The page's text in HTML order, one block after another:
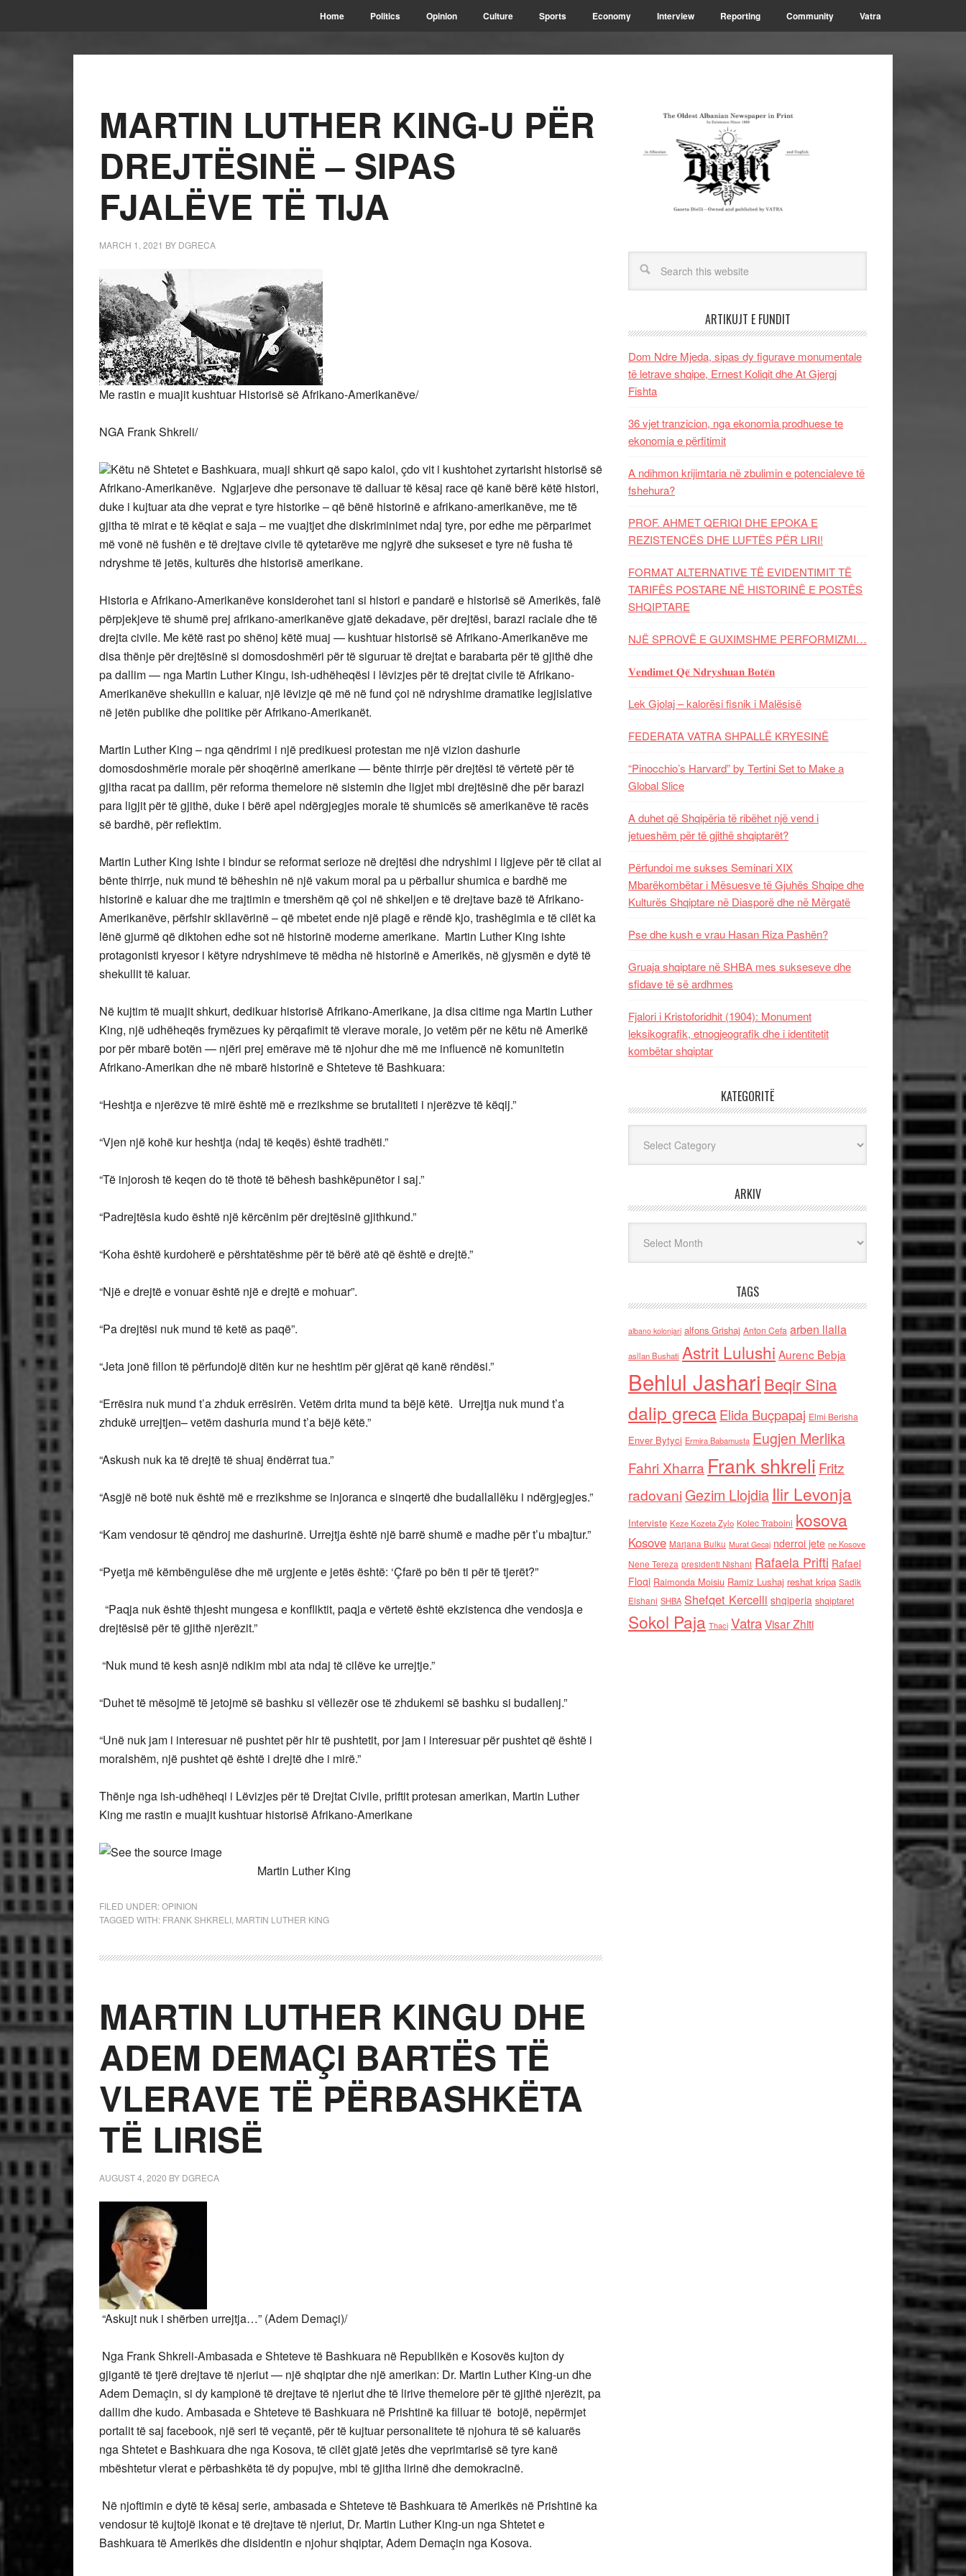
Home Politics Opinion Culture Sports Economy Interview Reporting Community Vatra
MARTIN LUTHER KING-U PËR
DREJTËSINË – SIPAS
FJALËVE TË TIJA
MARCH 1, 2021 BY DGRECA
Me rastin e muajit kushtuar Historisë së Afrikano-Amerikanëve/
NGA Frank Shkreli/
Këtu në Shtetet e Bashkuara, muaji shkurt që sapo kaloi, çdo vit i kushtohet zyrtarisht historisë së
Afrikano-Amerikanëve. Ngjarjeve dhe personave të dalluar të kësaj race që kanë bërë këtë histori,
duke i kujtuar ata dhe veprat e tyre historike – që bënë historinë e afrikano-amerikanëve, me të
gjitha të mirat e të këqiat e saja – me vuajtjet dhe diskriminimet ndaj tyre, por edhe me përparimet
më vonë në fushën e të drejtave civile të qytetarëve me ngjyrë dhe sukseset e tyre në fusha të
ndryshme të jetës, kulturës dhe historisë amerikane.
Historia e Afrikano-Amerikanëve konsiderohet tani si histori e pandarë e historisë së Amerikës, falë
përpjekjeve të shumë prej afrikano-amerikanëve gjatë dekadave, për drejtësi, barazi raciale dhe të
drejta civile. Me këtë rast po shënoj këtë muaj — kushtuar historisë së Afrikano-Amerikanëve me
disa thënje për drejtësinë si domosdoshmëri për të siguruar të drejtat e barabarta për të gjithë dhe
pa dallim — nga Martin Luther Kingu, ish-udhëheqësi i lëvizjes për të drejtat civile të Afrikano-
Amerikanëve shekullin e kaluar, një lëvizje që më në fund çoi në ndryshime dramatike legjislative
në jetën publike dhe politike për Afrikano-Amerikanët.
Martin Luther King – nga qëndrimi i një predikuesi protestan me një vizion dashurie
domosdoshmërie morale për shoqërinë amerikane — bënte thirrje për drejtësi të vërtetë për të
gjitha racat pa dallim, për reforma themelore në sistemin dhe ligjet mbi drejtësinë dhe për barazi
para ligjit për të gjithë, duke i bërë apel ndërgjegjes morale të shumicës së amerikanëve të racës
së bardhë, për reflektim.
Martin Luther King ishte i bindur se reformat serioze në drejtësi dhe ndryshimi i ligjeve për të cilat ai
bënte thirrje, nuk mund të bëheshin në një vakum moral pa u përballur shumica e bardhë me
historinë e kaluar dhe me trajtimin e tmershëm që çoi në shkeljen e të drejtave bazë të Afrikano-
Amerikanëve, përfshir skllavërinë – që mbetet ende një plagë e rëndë kjo, trashëgimia e të cilët ka
lënë gjurmë që diktohen edhe sot në historinë moderne amerikane. Martin Luther King ishte
protagonisti kryesor i këtyre ndryshimeve të mëdha në historinë e Amerikës, në gjysmën e dytë të
shekullit të kaluar.
Në kujtim të muajit shkurt, dedikuar historisë Afrikano-Amerikane, ja disa citime nga Martin Luther
King, një udhëheqës frymëzues ky përqafimit të vlerave morale, jo vetëm për ne këtu në Amerikë
por për mbarë botën — njëri prej emërave më të njohur dhe më me influencë në komunitetin
Afrikano-Amerikan dhe në mbarë historinë e Shteteve të Bashkuara:
“Heshtja e njerëzve të mirë është më e rrezikshme se brutaliteti i njerëzve të këqij.”
“Vjen një kohë kur heshtja (ndaj të keqës) është tradhëti.”
“Të injorosh të keqen do të thotë të bëhesh bashkëpunëtor i saj.”
“Padrejtësia kudo është një kërcënim për drejtësinë gjithkund.”
“Koha është kurdoherë e përshtatëshme për të bërë atë që është e drejtë.”
“Një e drejtë e vonuar është një e drejtë e mohuar”.
“Pa drejtësi nuk mund të ketë as paqë”.
“Jeta jonë fillon të përfundojë ditën kur ne heshtim për gjërat që kanë rëndësi.”
“Errësira nuk mund t’a zhduk errësirën. Vetëm drita mund ta bëjë këtë. Urrejtja nuk mund t’a
zhdukë urrejtjen– vetëm dashuria mund t’a bëjë këtë.”
“Askush nuk ka të drejtë të shuaj ëndërrat tua.”
“Asgjë në botë nuk është më e rrezikshme se injoranca e sinqertë dhe budallallëku i ndërgjegjes.”
“Kam vendosur të qëndroj me dashurinë. Urrejtja është një barrë shumë e madhe për t’u mbajtur.”
“Pyetja më këmbëngulëse dhe më urgjente e jetës është: ‘Çfarë po bën ti për të tjerët?”
“Paqja nuk është thjesht mungesa e konfliktit, paqja e vërtetë është ekzistenca dhe vendosja e
drejtësisë për të gjithë njerëzit.”
“Nuk mund të kesh asnjë ndikim mbi ata ndaj të cilëve ke urrejtje.”
“Duhet të mësojmë të jetojmë së bashku si vëllezër ose të zhdukemi së bashku si budallenj.”
“Unë nuk jam i interesuar në pushtet për hir të pushtetit, por jam i interesuar për pushtet që është i
moralshëm, një pushtet që është i drejtë dhe i mirë.”
Thënje nga ish-udhëheqi i Lëvizjes për të Drejtat Civile, priftit protesan amerikan, Martin Luther
King me rastin e muajit kushtuar historisë Afrikano-Amerikane
Martin Luther King
FILED UNDER:OPINION
TAGGED WITH: FRANK SHKRELI MARTIN LUTHER KING
MARTIN LUTHER KINGU DHE
ADEM DEMAÇI BARTËS TË
VLERAVE TË PËRBASHKËTA
TË LIRISË
AUGUST 4, 2020 BY DGRECA
“Askujt nuk i shërben urrejtja…” (Adem Demaçi)/
Nga Frank Shkreli-Ambasada e Shteteve të Bashkuara në Republikën e Kosovës kujton dy
gjigantë të tjerë drejtave të njeriut — një shqiptar dhe një amerikan: Dr. Martin Luther King-un dhe
Adem Demaçin, si dy kampionë të drejtave të njeriut dhe të lirive themelore për të gjithë njerëzit, pa
dallim dhe kudo. Ambasada e Shteteve të Bashkuara në Prishtinë ka filluar të botojë, nepërmjet
portalit të saj facebook, një seri të veçantë, për të kujtuar personalitete të njohura të së kaluarës
nga Shtetet e Bashkuara dhe nga Kosova, të cilët gjatë jetës dhe veprimtarisë së tyre kanë
mbështetur vlerat e përbashkëta të dy popujve, mbi të gjitha lirinë dhe demokracinë.
Në njoftimin e dytë të kësaj serie, ambasada e Shteteve të Bashkuara të Amerikës në Prishtinë ka
vendosur të kujtojë ikonat e të drejtave të njeriut, Dr. Martin Luther King-un nga Shtetet e
Bashkuara të Amerikës dhe disidentin e njohur shqiptar, Adem Demaçin nga Kosova.
ARTIKUJT E FUNDIT
Dom Ndre Mjeda, sipas dy figurave monumentale
të letrave shqipe, Ernest Koliqit dhe At Gjergj
Fishta
36 vjet tranzicion, nga ekonomia prodhuese te
ekonomia e përfitimit
A ndihmon krijimtaria në zbulimin e potencialeve të
fshehura?
PROF. AHMET QERIQI DHE EPOKA E
REZISTENCЁS DHE LUFTЁS PЁR LIRI!
FORMAT ALTERNATIVE TË EVIDENTIMIT TË
TARIFËS POSTARE NË HISTORINË E POSTËS
SHQIPTARE
NJË SPROVË E GUXIMSHME PERFORMIZMI…
𝐕𝐞𝐧𝐝𝐢𝐦𝐞𝐭 𝐐𝐞̈ 𝐍𝐝𝐫𝐲𝐬𝐡𝐮𝐚𝐧 𝐁𝐨𝐭𝐞̈𝐧
Lek Gjolaj – kalorësi fisnik i Malësisë
FEDERATA VATRA SHPALLË KRYESINË
“Pinocchio’s Harvard” by Tertini Set to Make a
Global Slice
A duhet që Shqipëria të ribëhet një vend i
jetueshëm për të gjithë shqiptarët?
Përfundoi me sukses Seminari XIX
Mbarëkombëtar i Mësuesve të Gjuhës Shqipe dhe
Kulturës Shqiptare në Diasporë dhe në Mërgatë
Pse dhe kush e vrau Hasan Riza Pashën?
Gruaja shqiptare në SHBA mes sukseseve dhe
sfidave të së ardhmes
Fjalori i Kristoforidhit (1904): Monument
leksikografik, etnogjeografik dhe i identitetit
kombëtar shqiptar
KATEGORITË
ARKIV
TAGS
albano kolonjari alfons Grishaj Anton Cefa arben llalla
asllan Bushati Astrit Lulushi Aurenc Bebja
Behlul Jashari Beqir Sina
dalip grecaElida Buçpapaj Elmi Berisha
Enver Bytyci Ermira Babamusta Eugjen Merlika
Fahri Xharra Frank shkreli Fritz
radovaniGezim Llojdia Ilir Levonja
Interviste Keze Kozeta Zylo Kolec Traboini kosova
Kosove Marjana Bulku Murat Gecaj nderroi jete ne Kosove
Nene Tereza presidenti Nishani Rafaela Prifti Rafael
Floqi Raimonda Moisiu Ramiz Lushaj reshat kripa Sadik
Elshani SHBA Shefqet Kercelli shqiperia shqiptaret
Sokol Paja Thaci VatraVisar Zhiti